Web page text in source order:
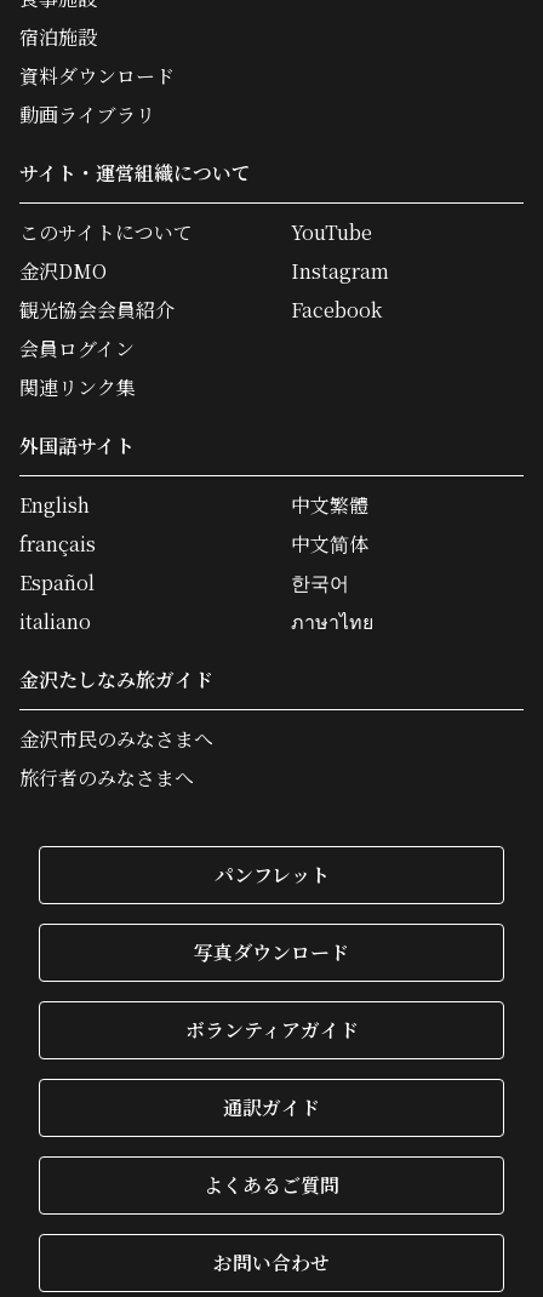
宿泊施設
資料ダウンロード
動画ライブラリ
サイト・運営組織について
このサイトについて
金沢DMO
観光協会会員紹介
会員ログイン
関連リンク集
YouTube
Instagram
Facebook
外国語サイト
English
français
Español
italiano
中文繁體
中文简体
한국어
ภาษาไทย
金沢たしなみ旅ガイド
金沢市民のみなさまへ
旅行者のみなさまへ
パンフレット
写真ダウンロード
ボランティアガイド
通訳ガイド
よくあるご質問
お問い合わせ